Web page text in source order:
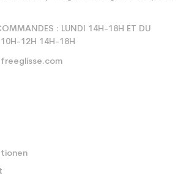
: LUNDI 14H-18H ET DU
12H 14H-18H